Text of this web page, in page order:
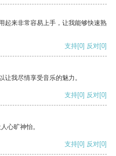
起来非常容易上手，让我能够快速熟
支持[0] 反对[0]
让我尽情享受音乐的魅力。
支持[0] 反对[0]
心旷神怡。
支持[0] 反对[0]